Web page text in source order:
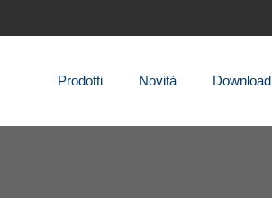
Prodotti Novità Download